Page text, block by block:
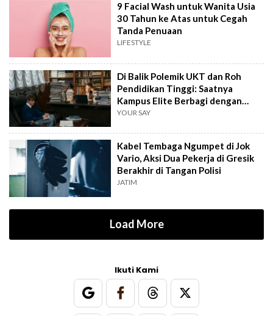
9 Facial Wash untuk Wanita Usia
30 Tahun ke Atas untuk Cegah
Tanda Penuaan
LIFESTYLE
Di Balik Polemik UKT dan Roh
Pendidikan Tinggi: Saatnya
Kampus Elite Berbagi dengan
Kampus Daerah
YOUR SAY
Kabel Tembaga Ngumpet di Jok
Vario, Aksi Dua Pekerja di Gresik
Berakhir di Tangan Polisi
JATIM
Load More
Ikuti Kami